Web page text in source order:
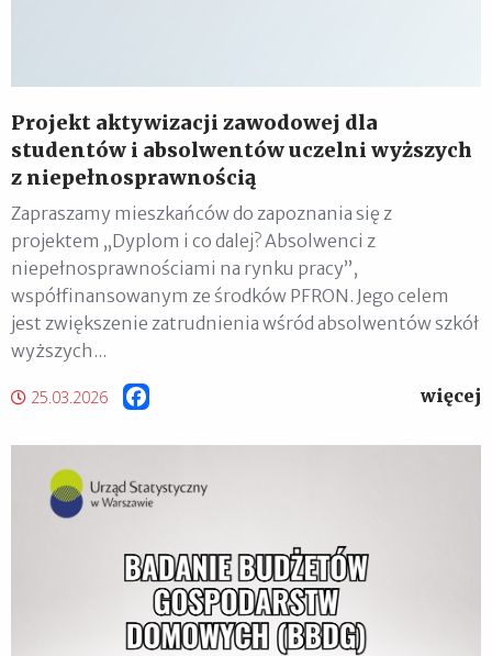
Projekt aktywizacji zawodowej dla
studentów i absolwentów uczelni wyższych
z niepełnosprawnością
Zapraszamy mieszkańców do zapoznania się z
projektem „Dyplom i co dalej? Absolwenci z
niepełnosprawnościami na rynku pracy”,
współfinansowanym ze środków PFRON. Jego celem
jest zwiększenie zatrudnienia wśród absolwentów szkół
wyższych...
25.03.2026 więcej